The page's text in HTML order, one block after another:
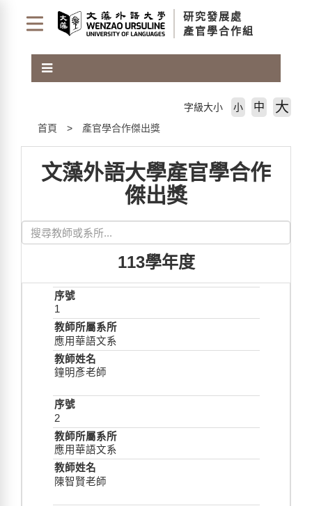
首頁
產官學合作傑出獎
字級大小 小 中 大
文藻外語大學產官學合作
傑出獎
113學年度
1
應用華語文系
鐘明彥老師
2
應用華語文系
陳智賢老師
研究發展處
產官學合作組